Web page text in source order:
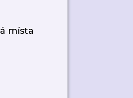
místa